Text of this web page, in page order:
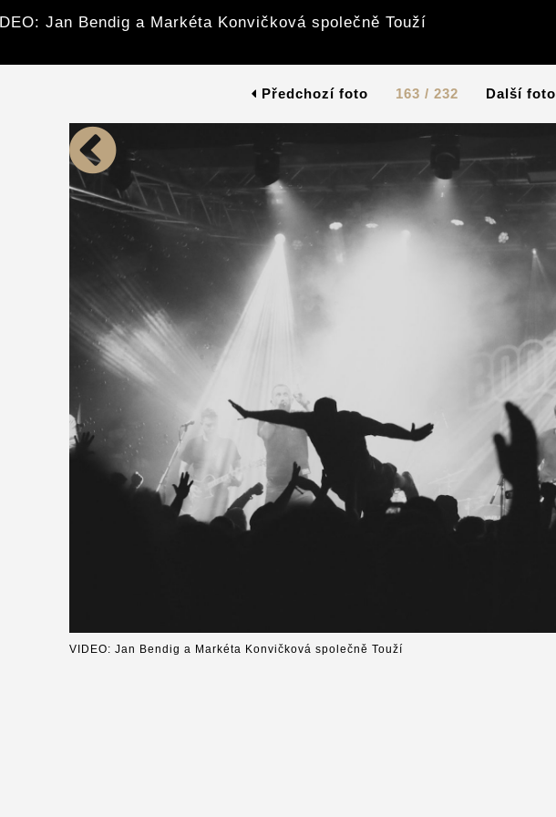
Jan Bendig a Markéta Konvičková společně Touží
Předchozí foto 163 / 232 Další foto
VIDEO: Jan Bendig a Markéta Konvičková společně Touží